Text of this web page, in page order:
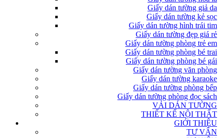
Giấy dán tường giả da
Giấy dán tường kẻ sọc
Giấy dán tường hình trái tim
Giấy dán tường đẹp giá rẻ
Giấy dán tường phòng trẻ em
Giấy dán tường phòng bé trai
Giấy dán tường phòng bé gái
Giấy dán tường văn phòng
Giấy dán tường karaoke
Giấy dán tường phòng bếp
Giấy dán tường phòng đọc sách
VẢI DÁN TƯỜNG
THIẾT KẾ NỘI THẤT
GIỚI THIỆU
TƯ VẤN